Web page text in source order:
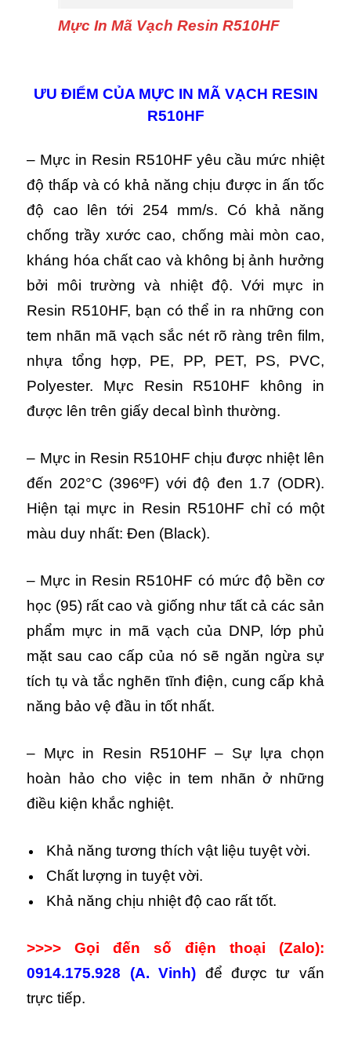
Mực In Mã Vạch Resin R510HF
ƯU ĐIỂM CỦA MỰC IN MÃ VẠCH RESIN
R510HF
– Mực in Resin R510HF yêu cầu mức nhiệt
độ thấp và có khả năng chịu được in ấn tốc
độ cao lên tới 254 mm/s. Có khả năng
chống trầy xước cao, chống mài mòn cao,
kháng hóa chất cao và không bị ảnh hưởng
bởi môi trường và nhiệt độ. Với mực in
Resin R510HF, bạn có thể in ra những con
tem nhãn mã vạch sắc nét rõ ràng trên film,
nhựa tổng hợp, PE, PP, PET, PS, PVC,
Polyester. Mực Resin R510HF không in
được lên trên giấy decal bình thường.
– Mực in Resin R510HF chịu được nhiệt lên
đến 202°C (396ºF) với độ đen 1.7 (ODR).
Hiện tại mực in Resin R510HF chỉ có một
màu duy nhất: Đen (Black).
– Mực in Resin R510HF có mức độ bền cơ
học (95) rất cao và giống như tất cả các sản
phẩm mực in mã vạch của DNP, lớp phủ
mặt sau cao cấp của nó sẽ ngăn ngừa sự
tích tụ và tắc nghẽn tĩnh điện, cung cấp khả
năng bảo vệ đầu in tốt nhất.
– Mực in Resin R510HF – Sự lựa chọn
hoàn hảo cho việc in tem nhãn ở những
điều kiện khắc nghiệt.
Khả năng tương thích vật liệu tuyệt vời.
Chất lượng in tuyệt vời.
Khả năng chịu nhiệt độ cao rất tốt.
>>>> Gọi đến số điện thoại (Zalo):
0914.175.928 (A. Vinh) để được tư vấn
trực tiếp.